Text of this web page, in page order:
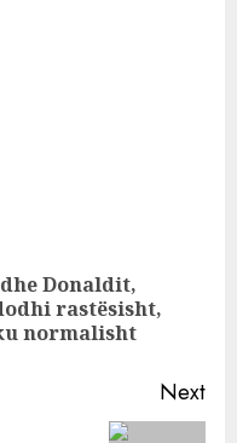
Donaldit,
rastësisht,
normalisht
Next